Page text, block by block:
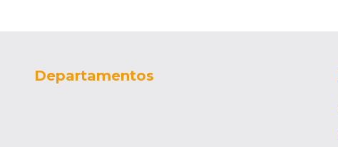
Departamentos